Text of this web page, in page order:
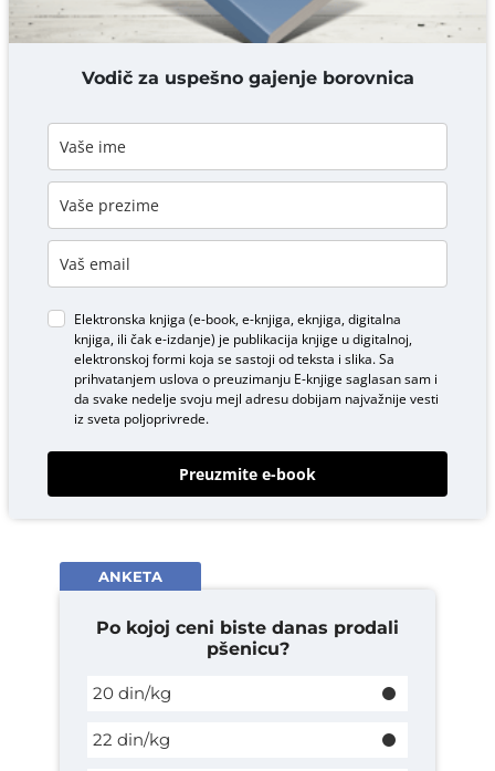
DODAJ KOMENTAR
Vodič za uspešno gajenje borovnica
Elektronska knjiga (e-book, e-knjiga, eknjiga, digitalna
knjiga, ili čak e-izdanje) je publikacija knjige u digitalnoj,
elektronskoj formi koja se sastoji od teksta i slika. Sa
prihvatanjem uslova o preuzimanju E-knjigesaglasan sam i
da svake nedelje svoju mejl adresu dobijam najvažnije vesti
iz sveta poljoprivrede.
Preuzmite e-book
ANKETA
Po kojoj ceni biste danas prodali
pšenicu?
20 din/kg
22 din/kg